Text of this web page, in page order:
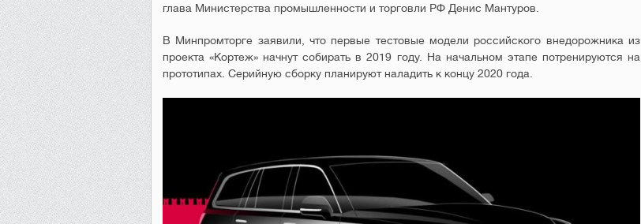
глава Министерства промышленности и торговли РФ Денис Мантуров.
В Минпромторге заявили, что первые тестовые модели российского внедорожника из
проекта «Кортеж» начнут собирать в 2019 году. На начальном этапе потренируются на
прототипах. Серийную сборку планируют наладить к концу 2020 года.